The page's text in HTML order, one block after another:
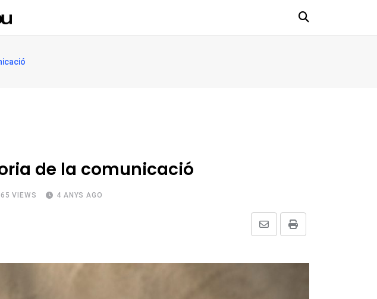
de la comunicació
VIEWS 4 ANYS AGO
Print
Share
Email